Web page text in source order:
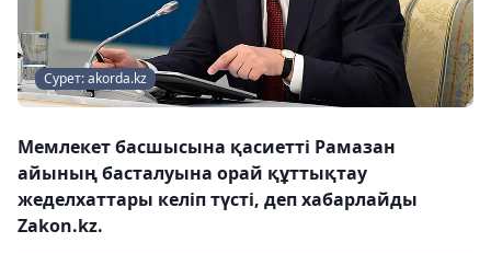
Сурет: akorda.kz
Мемлекет басшысына қасиетті Рамазан
айының басталуына орай құттықтау
жеделхаттары келіп түсті, деп хабарлайды
Zakon.kz.